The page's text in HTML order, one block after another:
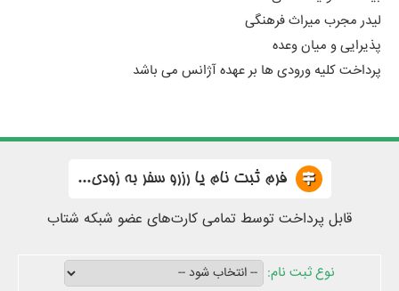
لیدر مجرب میراث فرهنگی
پذیرایی و میان وعده
پرداخت کلیه ورودی ها بر عهده آژانس می باشد
فرم ثبت نام یا رزرو سفر به زودی...
قابل پرداخت توسط تمامی کارت‌های عضو شبکه شتاب